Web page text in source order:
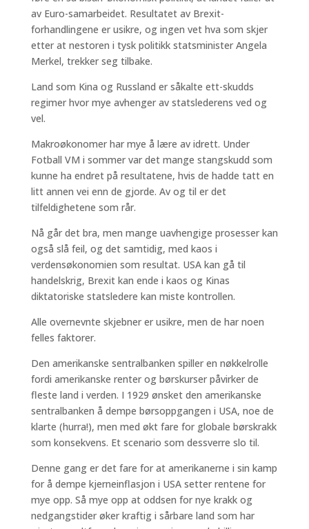
av Euro-samarbeidet. Resultatet av Brexit-
forhandlingene er usikre, og ingen vet hva som skjer
etter at nestoren i tysk politikk statsminister Angela
Merkel, trekker seg tilbake.
Land som Kina og Russland er såkalte ett-skudds
regimer hvor mye avhenger av statslederens ved og
vel.
Makroøkonomer har mye å lære av idrett. Under
Fotball VM i sommer var det mange stangskudd som
kunne ha endret på resultatene, hvis de hadde tatt en
litt annen vei enn de gjorde. Av og til er det
tilfeldighetene som rår.
Nå går det bra, men mange uavhengige prosesser kan
også slå feil, og det samtidig, med kaos i
verdensøkonomien som resultat. USA kan gå til
handelskrig, Brexit kan ende i kaos og Kinas
diktatoriske statsledere kan miste kontrollen.
Alle overnevnte skjebner er usikre, men de har noen
felles faktorer.
Den amerikanske sentralbanken spiller en nøkkelrolle
fordi amerikanske renter og børskurser påvirker de
fleste land i verden. I 1929 ønsket den amerikanske
sentralbanken å dempe børsoppgangen i USA, noe de
klarte (hurra!), men med økt fare for globale børskrakk
som konsekvens. Et scenario som dessverre slo til.
Denne gang er det fare for at amerikanerne i sin kamp
for å dempe kjerneinflasjon i USA setter rentene for
mye opp. Så mye opp at oddsen for nye krakk og
nedgangstider øker kraftig i sårbare land som har